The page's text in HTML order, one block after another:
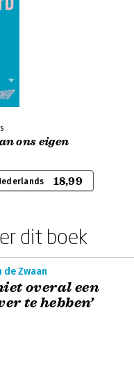
ons eigen
18,99
dit boek
de Zwaan
overal een
te hebben’